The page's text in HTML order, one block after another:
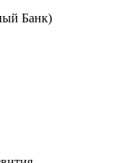
Банк)